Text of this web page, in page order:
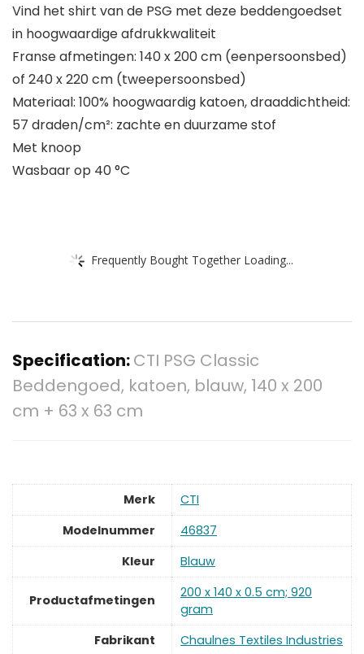
Vind het shirt van de PSG met deze beddengoedset
in hoogwaardige afdrukkwaliteit
Franse afmetingen: 140 x 200 cm (eenpersoonsbed)
of 240 x 220 cm (tweepersoonsbed)
Materiaal: 100% hoogwaardig katoen, draaddichtheid:
57 draden/cm²: zachte en duurzame stof
Met knoop
Wasbaar op 40 °C
Frequently Bought Together Loading...
Specification:CTI PSG Classic
Beddengoed, katoen, blauw, 140 x 200
cm + 63 x 63 cm
Merk
‎CTI
Modelnummer
‎46837
Kleur
‎Blauw
Productafmetingen
‎200 x 140 x 0.5 cm; 920
gram
Fabrikant
‎Chaulnes Textiles Industries